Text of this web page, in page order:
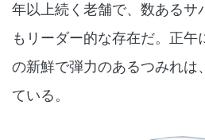
年以上続く老舗で、数あるサ
もリーダー的な存在だ。正午
の新鮮で弾力のあるつみれは
ている。